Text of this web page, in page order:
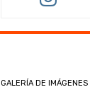
GALERÍA DE IMÁGENES